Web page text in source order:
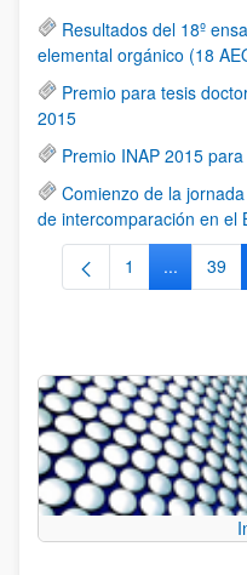
Resultados del 18º
elemental orgánico (18
Premio para tesis
2015
Premio INAP 2015
Comienzo de la
de intercomparación en el
Página
1 ...Páginas
39